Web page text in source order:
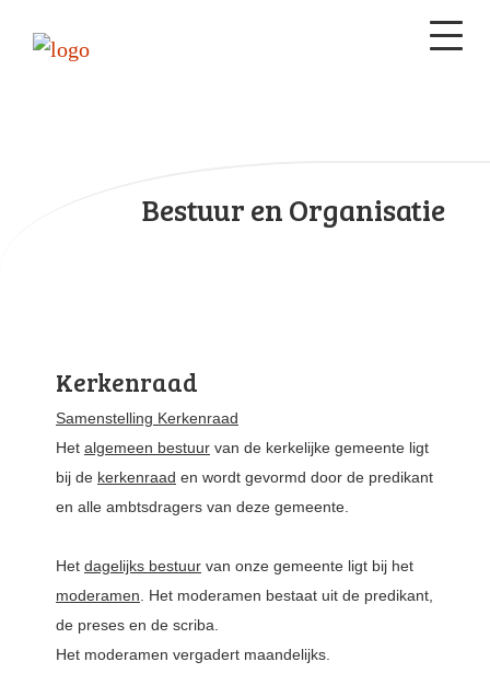
Bestuur en Organisatie
Kerkenraad
Samenstelling Kerkenraad
Het algemeen bestuur van de kerkelijke gemeente ligt
bij de kerkenraad en wordt gevormd door de predikant
en alle ambtsdragers van deze gemeente.
Het dagelijks bestuur van onze gemeente ligt bij het
moderamen. Het moderamen bestaat uit de predikant,
de preses en de scriba.
Het moderamen vergadert maandelijks.